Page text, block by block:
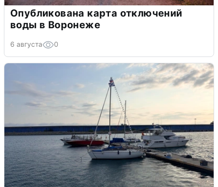
Опубликована карта отключений
воды в Воронеже
6 августа 0